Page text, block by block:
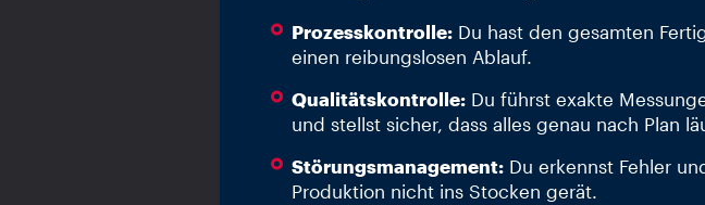
Prozesskontrolle: Du hast den gesamten
einen reibungslosen Ablauf.
Qualitätskontrolle: Du führst exakte
und stellst sicher, dass alles genau nach Plan
Störungsmanagement: Du erkennst Fehler
Produktion nicht ins Stocken gerät.